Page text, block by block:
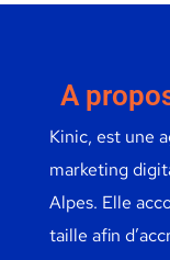
A
Kinic, est une
marketing
Alpes. Elle
taille afin